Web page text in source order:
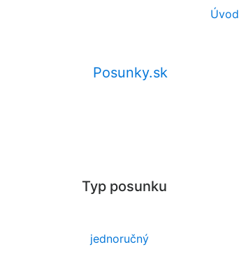
Posunky.sk
Úvod
Typ posunku
jednoručný